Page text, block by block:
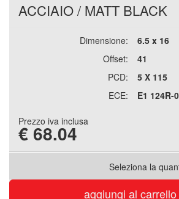
ACCIAIO/ MATT BLACK
Dimensione:
6.5 x 16
Offset:
41
PCD:
5 X 115
ECE:
E1 124R-
Prezzo iva inclusa
€ 68.04
Seleziona la
aggiungi al carrello